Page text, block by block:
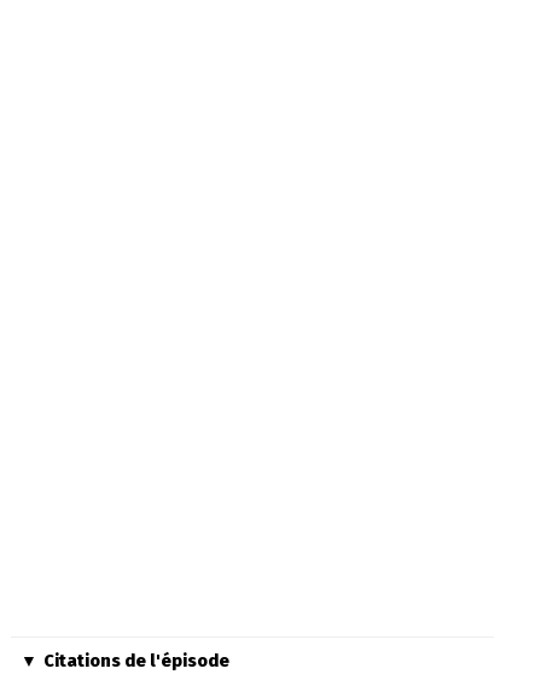
Citations de l'épisode